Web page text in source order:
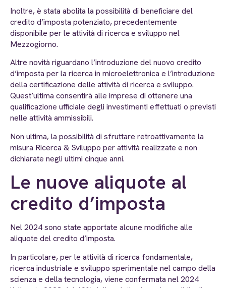
Inoltre, è stata abolita la possibilità di beneficiare del
credito d’imposta potenziato, precedentemente
disponibile per le attività di ricerca e sviluppo nel
Mezzogiorno.
Altre novità riguardano l’introduzione del nuovo credito
d’imposta per la ricerca in microelettronica e l’introduzione
della certificazione delle attività di ricerca e sviluppo.
Quest’ultima consentirà alle imprese di ottenere una
qualificazione ufficiale degli investimenti effettuati o previsti
nelle attività ammissibili.
Non ultima, la possibilità di sfruttare retroattivamente la
misura Ricerca & Sviluppo per attività realizzate e non
dichiarate negli ultimi cinque anni.
Le nuove aliquote al
credito d’imposta
Nel 2024 sono state apportate alcune modifiche alle
aliquote del credito d’imposta.
In particolare, per le attività di ricerca fondamentale,
ricerca industriale e sviluppo sperimentale nel campo della
scienza e della tecnologia, viene confermata nel 2024